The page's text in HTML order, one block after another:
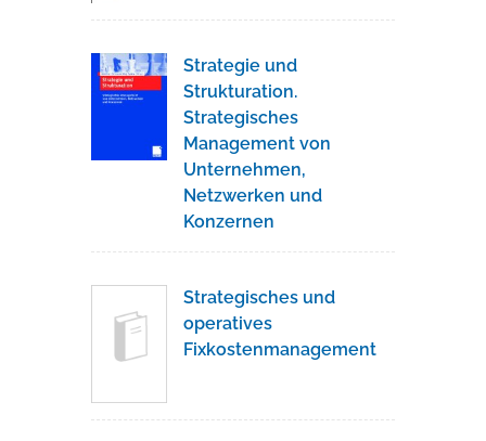
Strategie und
Strukturation.
Strategisches
Management von
Unternehmen,
Netzwerken und
Konzernen
Strategisches und
operatives
Fixkostenmanagement